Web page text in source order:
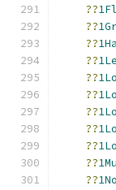
??
??
??
??
??
??
??
??
??
??
??